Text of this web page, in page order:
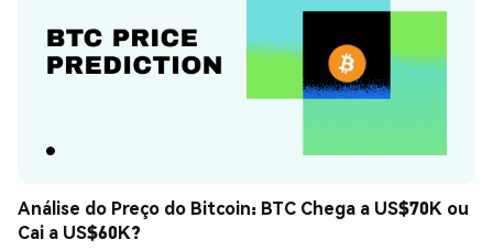
Análise do Preço do Bitcoin: BTC Chega a US$70K ou
Cai a US$60K?